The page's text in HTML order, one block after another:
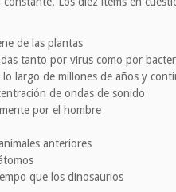
de las plantas
tanto por virus como por
largo de millones de años y
de ondas de sonido
por el hombre
anteriores
que los dinosaurios